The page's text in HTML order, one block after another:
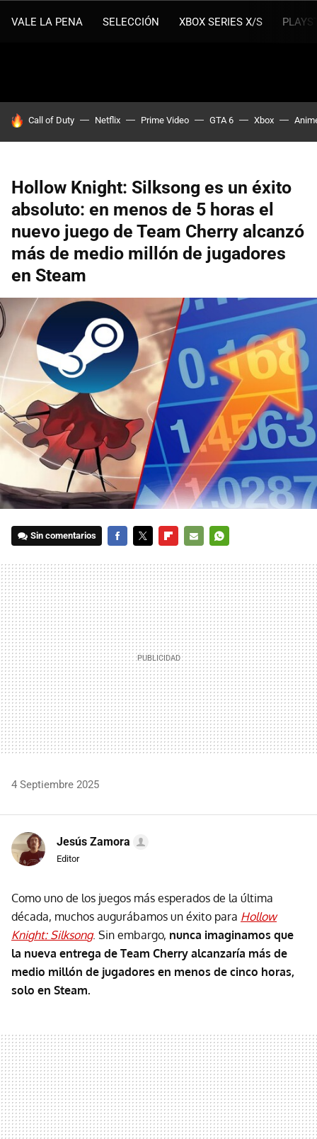
VALE LA PENA SELECCIÓN XBOX SERIES X/S
HOY SE HABLA DE
Call of Duty Netflix Prime Video GTA 6 Xbox
Hollow Knight: Silksong es un éxito
absoluto: en menos de 5 horas el
nuevo juego de Team Cherry alcanzó
más de medio millón de jugadores
en Steam
Sin comentarios
MAIL
4 Septiembre 2025
Jesús Zamora
Editor
Como uno de los juegos más esperados de la última
década, muchos augurábamos un éxito para Hollow
Knight: Silksong. Sin embargo, nunca imaginamos que
la nueva entrega de Team Cherry alcanzaría más de
medio millón de jugadores en menos de cinco horas,
solo en Steam.